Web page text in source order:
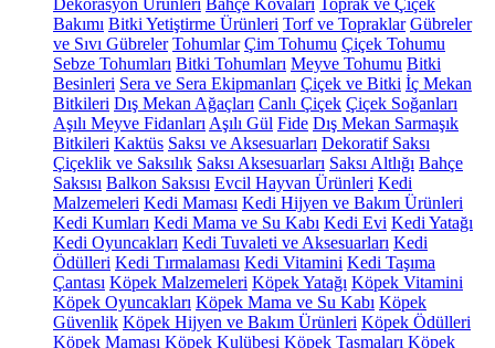
Dekorasyon Ürünleri Bahçe Kovaları Toprak ve Çiçek
Bakımı Bitki Yetiştirme Ürünleri Torf ve Topraklar Gübreler
ve Sıvı Gübreler Tohumlar Çim Tohumu Çiçek Tohumu
Sebze Tohumları Bitki Tohumları Meyve Tohumu Bitki
Besinleri Sera ve Sera Ekipmanları Çiçek ve Bitki İç Mekan
Bitkileri Dış Mekan Ağaçları Canlı Çiçek Çiçek Soğanları
Aşılı Meyve Fidanları Aşılı Gül Fide Dış Mekan Sarmaşık
Bitkileri Kaktüs Saksı ve Aksesuarları Dekoratif Saksı
Çiçeklik ve Saksılık Saksı Aksesuarları Saksı Altlığı Bahçe
Saksısı Balkon Saksısı Evcil Hayvan Ürünleri Kedi
Malzemeleri Kedi Maması Kedi Hijyen ve Bakım Ürünleri
Kedi Kumları Kedi Mama ve Su Kabı Kedi Evi Kedi Yatağı
Kedi Oyuncakları Kedi Tuvaleti ve Aksesuarları Kedi
Ödülleri Kedi Tırmalaması Kedi Vitamini Kedi Taşıma
Çantası Köpek Malzemeleri Köpek Yatağı Köpek Vitamini
Köpek Oyuncakları Köpek Mama ve Su Kabı Köpek
Güvenlik Köpek Hijyen ve Bakım Ürünleri Köpek Ödülleri
Köpek Maması Köpek Kulübesi Köpek Tasmaları Köpek